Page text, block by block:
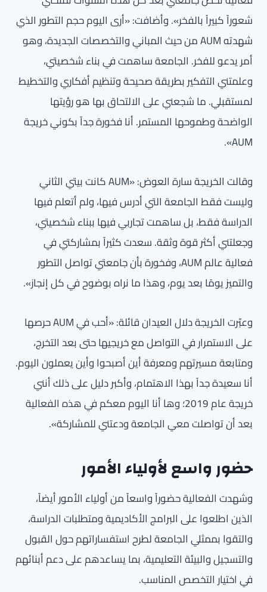
شعوراً كبيراً بالفخر». وأضافت: «أرى اليوم حجم التطور الذي
شهدته AUM من حيث المباني والتخصصات الجديدة، وهو
أمر يدعو للفخر. الجامعة ساهمت في بناء شخصيتي،
وعلمتني التفكير بطريقة صحيحة وتنظيم أفكاري والتخطيط
لمستقبلي. ما شجعني على الالتحاق بها هو رؤيتها
الواضحة وطموحها المستمر. أنا فخورة جداً بكوني خريجة
AUM».
وقالت الخريجة سارة العوض: «AUM كانت بيتي الثاني
وليست فقط الجامعة التي أدرس فيها، ولم أتعلم فيها
الدراسة فقط، بل ساهمت تجاربي فيها ببناء شخصيتي،
وجعلتني أكثر قوة وثقة. سعدت كثيراً بمشاركتي في
فعالية عالم AUM، وفخورة بأن جامعتي تواصل التطور
والتميز يومًا بعد يوم، وهذا ما نراه بوضوح في كل إنجاز».
وعبّرت الخريجة دلال العيدان قائلة: «أحب في AUM حرصها
على الاستمرار في التواصل مع خريجيها حتى بعد التخرج،
ومتابعة مسيرتهم ومعرفة أين أصبحوا وأين يعملون اليوم.
أنا سعيدة جداً بهذا الاهتمام، وأكبر دليل على ذلك أنني
خريجة عام 2019؛ وها أنا اليوم معكم في هذه الفعالية
بعد أن تواصلت معي الجامعة ودعتني للمشاركة».
حضور واسع لأولياء الأمور
وشهدت الفعالية حضوراً واسعاً من أولياء الأمور أيضاً،
الذين اطلعوا على البرامج الأكاديمية ومتطلبات الدراسة،
والتقوا بممثلي الجامعة لطرح استفساراتهم حول القبول
والتسجيل والبيئة التعليمية، بما يساعدهم على دعم أبنائهم
في اختيار التخصص المناسب.